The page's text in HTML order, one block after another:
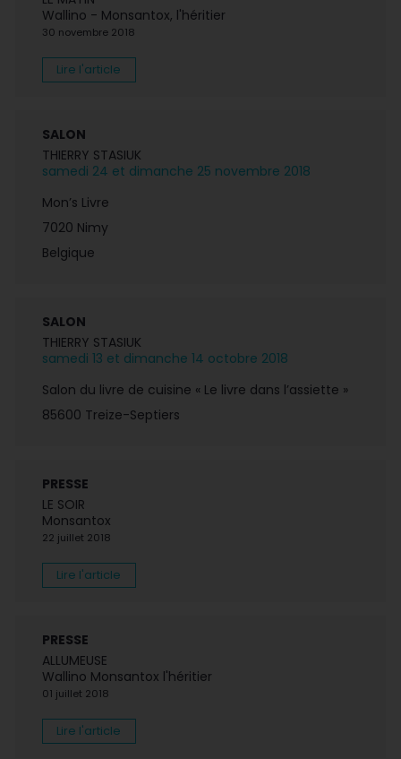
Wallino - Monsantox, l'héritier
30 novembre 2018
Lire l'article
SALON
THIERRY STASIUK
samedi 24 et dimanche 25 novembre 2018
Mon’s Livre
7020 Nimy
Belgique
SALON
THIERRY STASIUK
samedi 13 et dimanche 14 octobre 2018
Salon du livre de cuisine « Le livre dans l’assiette »
85600 Treize-Septiers
PRESSE
LE SOIR
Monsantox
22 juillet 2018
Lire l'article
PRESSE
ALLUMEUSE
Wallino Monsantox l'héritier
01 juillet 2018
Lire l'article